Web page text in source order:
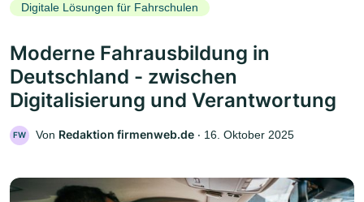
Digitale Lösungen für Fahrschulen
Moderne Fahrausbildung in
Deutschland - zwischen
Digitalisierung und Verantwortung
FW Von Redaktion firmenweb.de ‧ 16. Oktober 2025